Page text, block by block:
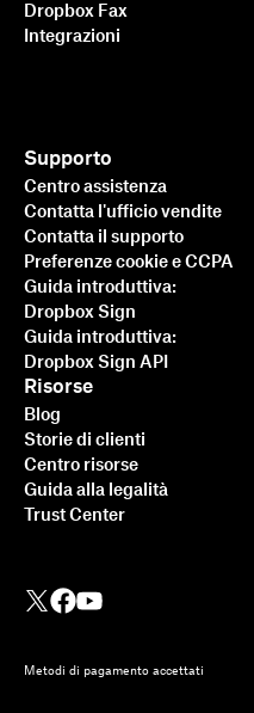
Dropbox Fax
Integrazioni
Supporto
Centro assistenza
Contatta l'ufficio vendite
Contatta il supporto
Preferenze cookie e CCPA
Guida introduttiva:
Dropbox Sign
Guida introduttiva:
Dropbox Sign API
Risorse
Blog
Storie di clienti
Centro risorse
Guida alla legalità
Trust Center
Metodi di pagamento accettati